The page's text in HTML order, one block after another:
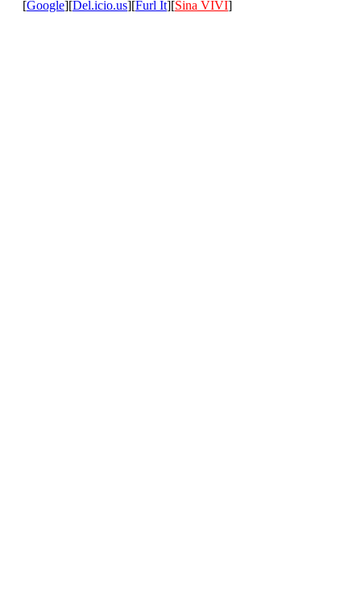
[Google][Del.icio.us][Furl It][Sina VIVI]